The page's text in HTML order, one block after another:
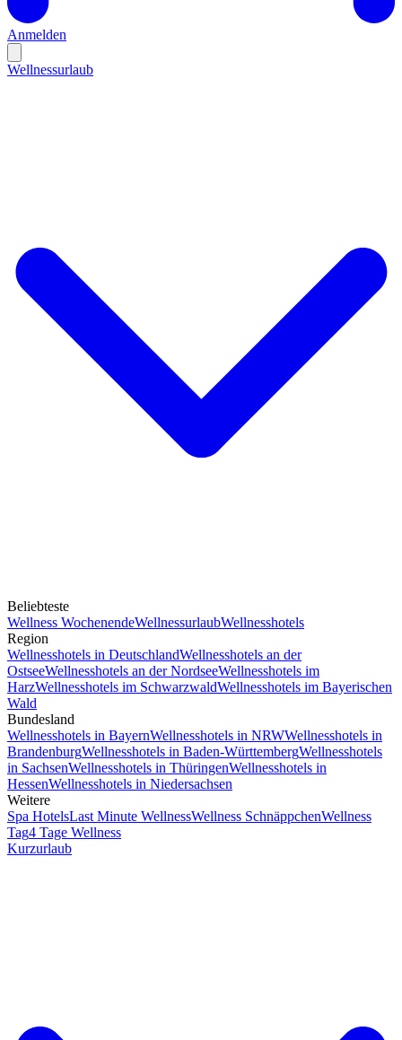
Anmelden
Wellnessurlaub
Beliebteste
Wellness WochenendeWellnessurlaubWellnesshotels
Region
Wellnesshotels in DeutschlandWellnesshotels an der
OstseeWellnesshotels an der NordseeWellnesshotels im
HarzWellnesshotels im SchwarzwaldWellnesshotels im Bayerischen
Wald
Bundesland
Wellnesshotels in BayernWellnesshotels in NRWWellnesshotels in
BrandenburgWellnesshotels in Baden-WürttembergWellnesshotels
in SachsenWellnesshotels in ThüringenWellnesshotels in
HessenWellnesshotels in Niedersachsen
Weitere
Spa HotelsLast Minute WellnessWellness SchnäppchenWellness
Tag4 Tage Wellness
Kurzurlaub